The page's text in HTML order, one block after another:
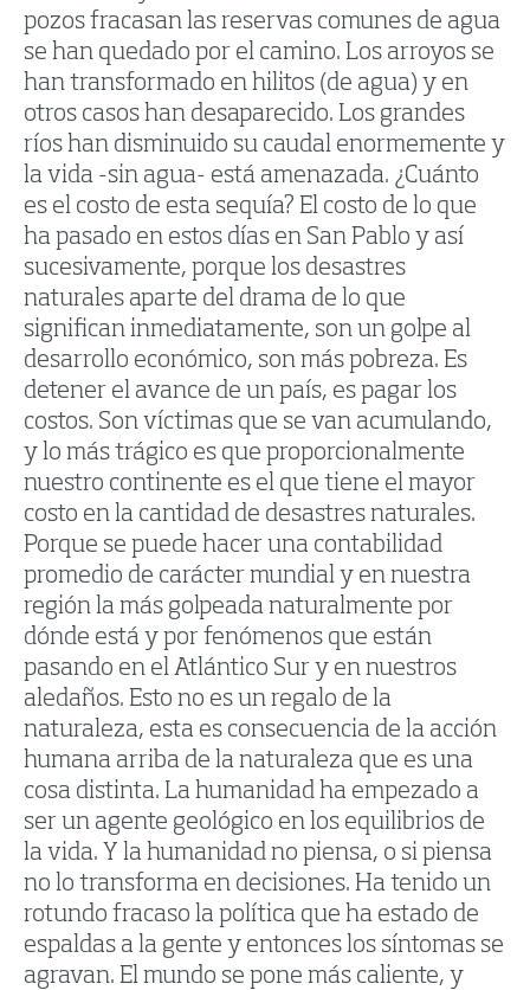
pozos fracasan las reservas comunes de agua
se han quedado por el camino. Los arroyos se
han transformado en hilitos (de agua) y en
otros casos han desaparecido. Los grandes
ríos han disminuido su caudal enormemente y
la vida -sin agua- está amenazada. ¿Cuánto
es el costo de esta sequía? El costo de lo que
ha pasado en estos días en San Pablo y así
sucesivamente, porque los desastres
naturales aparte del drama de lo que
significan inmediatamente, son un golpe al
desarrollo económico, son más pobreza. Es
detener el avance de un país, es pagar los
costos. Son víctimas que se van acumulando,
y lo más trágico es que proporcionalmente
nuestro continente es el que tiene el mayor
costo en la cantidad de desastres naturales.
Porque se puede hacer una contabilidad
promedio de carácter mundial y en nuestra
región la más golpeada naturalmente por
dónde está y por fenómenos que están
pasando en el Atlántico Sur y en nuestros
aledaños. Esto no es un regalo de la
naturaleza, esta es consecuencia de la acción
humana arriba de la naturaleza que es una
cosa distinta. La humanidad ha empezado a
ser un agente geológico en los equilibrios de
la vida. Y la humanidad no piensa, o si piensa
no lo transforma en decisiones. Ha tenido un
rotundo fracaso la política que ha estado de
espaldas a la gente y entonces los síntomas se
agravan. El mundo se pone más caliente, y